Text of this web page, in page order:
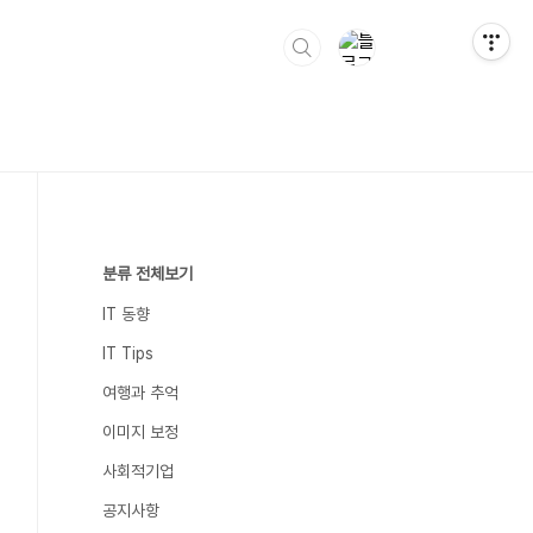
분류 전체보기
IT 동향
IT Tips
여행과 추억
이미지 보정
사회적기업
공지사항